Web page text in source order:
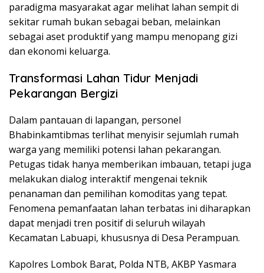
paradigma masyarakat agar melihat lahan sempit di
sekitar rumah bukan sebagai beban, melainkan
sebagai aset produktif yang mampu menopang gizi
dan ekonomi keluarga.
Transformasi Lahan Tidur Menjadi
Pekarangan Bergizi
Dalam pantauan di lapangan, personel
Bhabinkamtibmas terlihat menyisir sejumlah rumah
warga yang memiliki potensi lahan pekarangan.
Petugas tidak hanya memberikan imbauan, tetapi juga
melakukan dialog interaktif mengenai teknik
penanaman dan pemilihan komoditas yang tepat.
Fenomena pemanfaatan lahan terbatas ini diharapkan
dapat menjadi tren positif di seluruh wilayah
Kecamatan Labuapi, khususnya di Desa Perampuan.
Kapolres Lombok Barat, Polda NTB, AKBP Yasmara